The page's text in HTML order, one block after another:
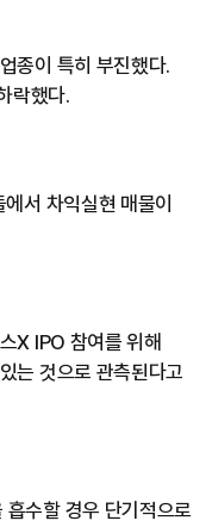
종이 특히 부진했다.
락했다.
서 차익실현 매물이
X IPO 참여를 위해
는 것으로 관측된다고
수할 경우 단기적으로